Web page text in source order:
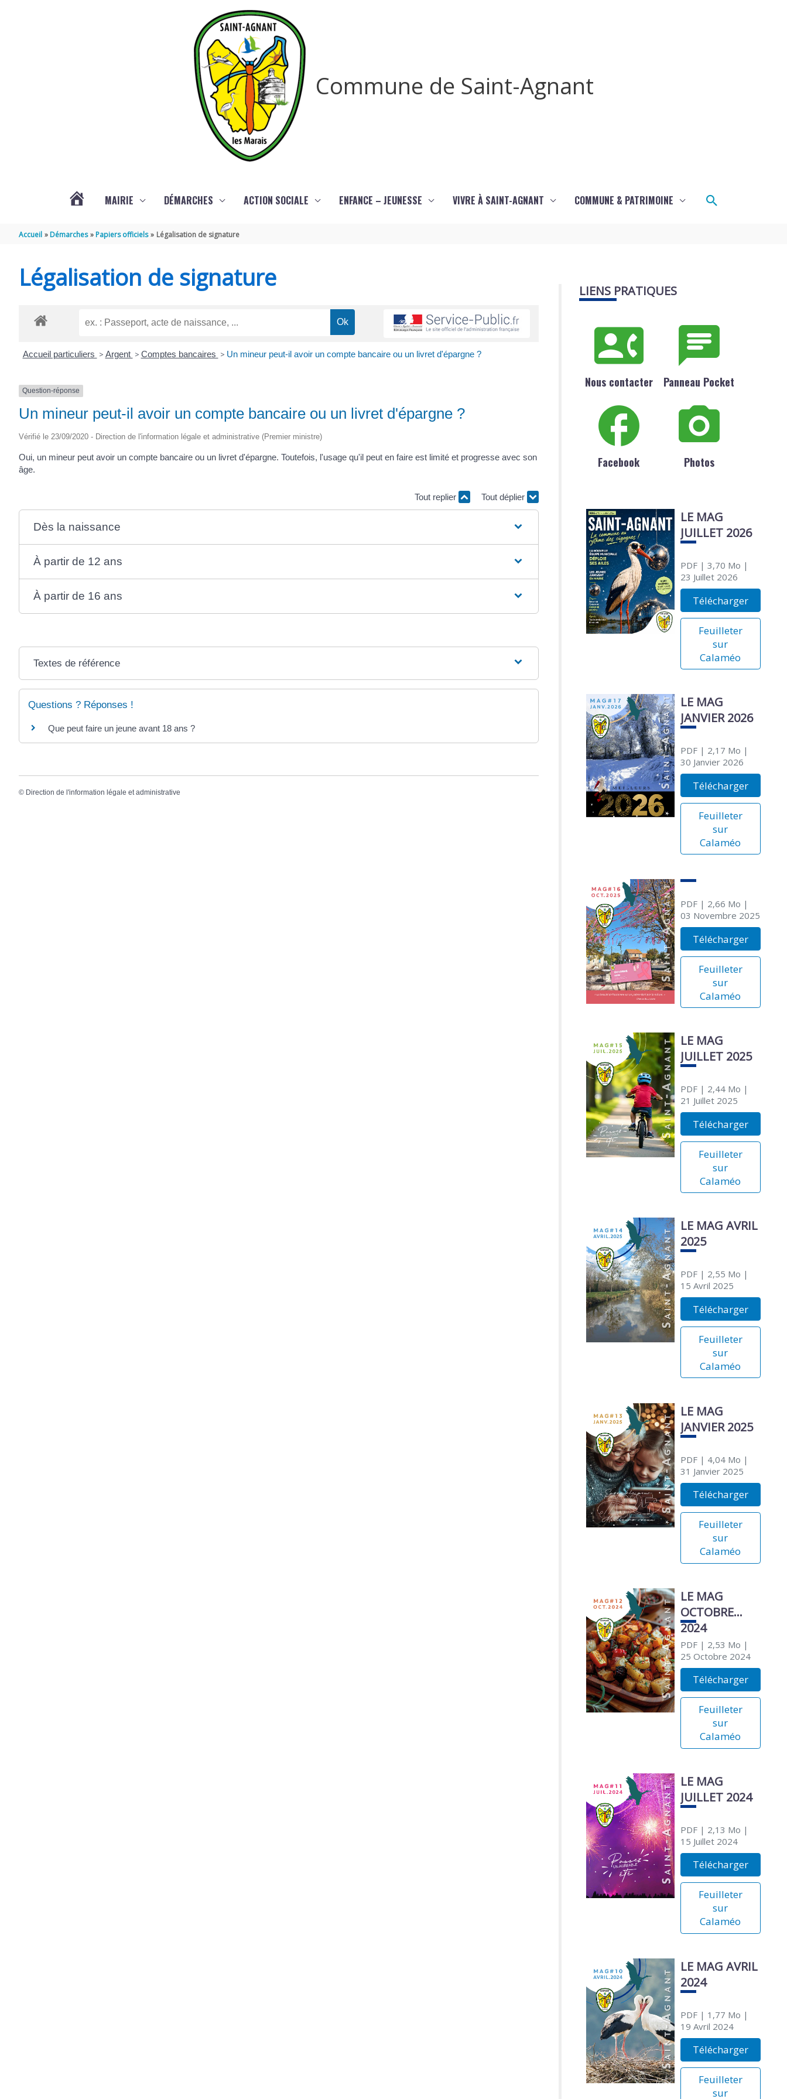
Commune de Saint-Agnant
MAIRIE DÉMARCHES ACTION SOCIALE ENFANCE – JEUNESSE VIVRE À SAINT-AGNANT COMMUNE & PATRIMOINE Rechercher
Accueil Démarches Papiers officiels Légalisation de signature
Légalisation de signature
Accueil particuliers > Argent > Comptes bancaires > Un mineur peut-il avoir un compte bancaire ou un livret d'épargne ?
Question-réponse
Un mineur peut-il avoir un compte bancaire ou un livret d'épargne ?
Vérifié le 23/09/2020 - Direction de l'information légale et administrative (Premier ministre)
Oui, un mineur peut avoir un compte bancaire ou un livret d'épargne. Toutefois, l'usage qu'il peut en faire est limité et progresse avec son
âge.
Tout replier Tout déplier
Dès la naissance
À partir de 12 ans
À partir de 16 ans
Textes de référence
Questions ? Réponses !
Que peut faire un jeune avant 18 ans ?
© Direction de l'information légale et administrative
LIENS PRATIQUES
Nous contacter Panneau Pocket
Facebook Photos
LE MAG
JUILLET 2026
PDF| 3,70 Mo |
23 Juillet 2026
Télécharger
Feuilleter
sur
Calaméo
LE MAG
JANVIER 2026
PDF| 2,17 Mo |
30 Janvier 2026
Télécharger
Feuilleter
sur
Calaméo
PDF| 2,66 Mo |
03 Novembre 2025
Télécharger
Feuilleter
sur
Calaméo
LE MAG
JUILLET 2025
PDF| 2,44 Mo |
21 Juillet 2025
Télécharger
Feuilleter
sur
Calaméo
LE MAG AVRIL
2025
PDF| 2,55 Mo |
15 Avril 2025
Télécharger
Feuilleter
sur
Calaméo
LE MAG
JANVIER 2025
PDF| 4,04 Mo |
31 Janvier 2025
Télécharger
Feuilleter
sur
Calaméo
LE MAG
OCTOBRE
2024
PDF| 2,53 Mo |
25 Octobre 2024
Télécharger
Feuilleter
sur
Calaméo
LE MAG
JUILLET 2024
PDF| 2,13 Mo |
15 Juillet 2024
Télécharger
Feuilleter
sur
Calaméo
LE MAG AVRIL
2024
PDF| 1,77 Mo |
19 Avril 2024
Télécharger
Feuilleter
sur